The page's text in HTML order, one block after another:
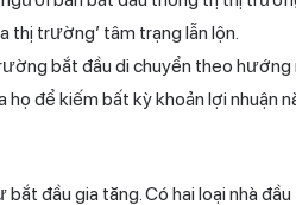
thị trường’ tâm trạng lẫn lộn.
bắt đầu di chuyển theo
để kiếm bất kỳ khoản lợi nhuận
đầu gia tăng. Có hai loại nhà